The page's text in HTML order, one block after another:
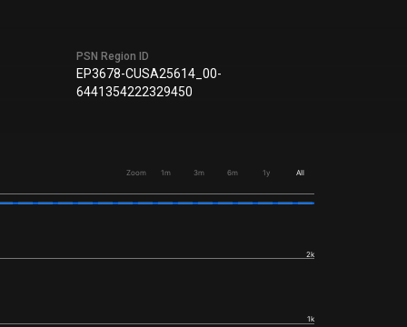
PSN Region ID
EP3678-CUSA25614_00-
6441354222329450
Zoom 1m 3m 6m 1y All
1k
2k